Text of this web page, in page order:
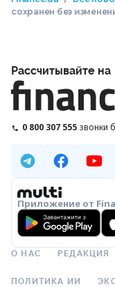
сохранен без
Рассчитывайте на
0 800 307 555 звонки
Приложение от
О НАС РЕДАКЦИЯ
ПОЛИТИКА ИИ